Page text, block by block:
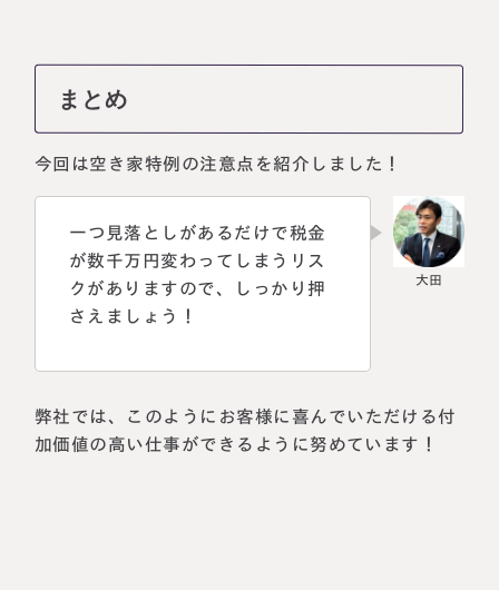
まとめ
今回は空き家特例の注意点を紹介しました！
一つ見落としがあるだけで税金
が数千万円変わってしまうリス
クがありますので、しっかり押
さえましょう！
弊社では、このようにお客様に喜んでいただける付
加価値の高い仕事ができるように努めています！